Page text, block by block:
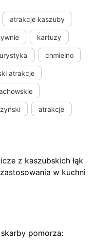
atrakcje kaszuby
kartuzy
chmielno
atrakcje
atrakcje
z kaszubskich łąk
w kuchni
pomorza: